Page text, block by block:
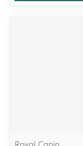
Royal Canin